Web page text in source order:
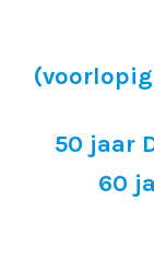
50 jaar
60